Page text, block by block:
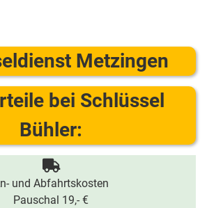
Metzingen
bei Schlüssel
Bühler:
und Abfahrtskosten
Pauschal 19,- €